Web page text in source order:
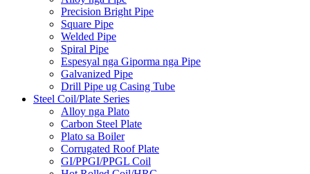
Precision Bright Pipe
Square Pipe
Welded Pipe
Spiral Pipe
Espesyal nga Giporma nga Pipe
Galvanized Pipe
Drill Pipe ug Casing Tube
Steel Coil/Plate Series
Alloy nga Plato
Carbon Steel Plate
Plato sa Boiler
Corrugated Roof Plate
GI/PPGI/PPGL Coil